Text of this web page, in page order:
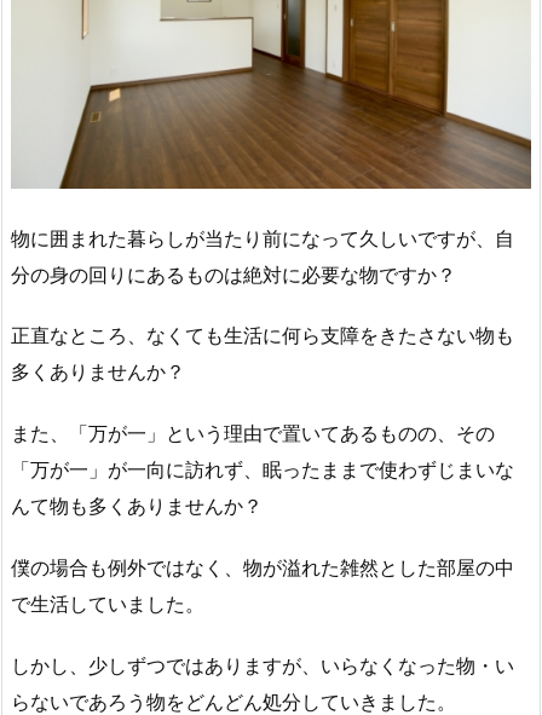
物に囲まれた暮らしが当たり前になって久しいですが、自
分の身の回りにあるものは絶対に必要な物ですか？
正直なところ、なくても生活に何ら支障をきたさない物も
多くありませんか？
また、「万が一」という理由で置いてあるものの、その
「万が一」が一向に訪れず、眠ったままで使わずじまいな
んて物も多くありませんか？
僕の場合も例外ではなく、物が溢れた雑然とした部屋の中
で生活していました。
しかし、少しずつではありますが、いらなくなった物・い
らないであろう物をどんどん処分していきました。